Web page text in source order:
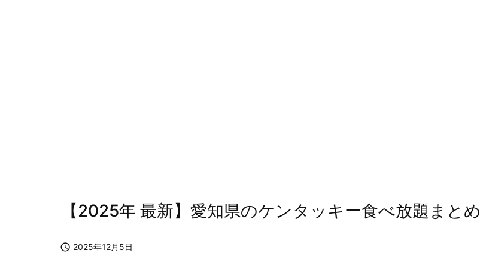
【2025年 最新】愛知県のケンタッキー食べ放題まとめ
 2025年12月5日